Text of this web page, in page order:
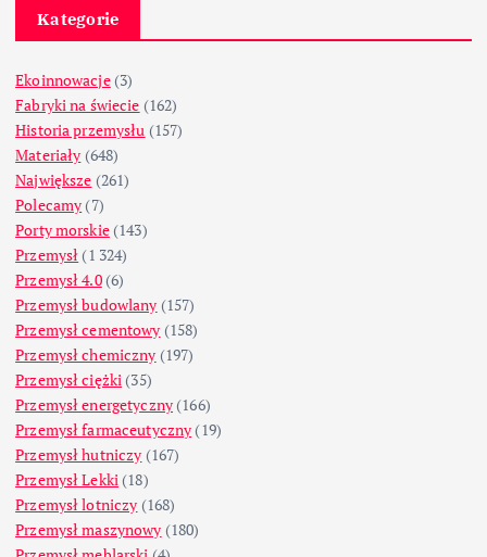
Kategorie
Ekoinnowacje(3)
Fabryki na świecie (162)
Historia przemysłu (157)
Materiały (648)
Największe (261)
Polecamy (7)
Porty morskie(143)
Przemysł (1 324)
Przemysł 4.0(6)
Przemysł budowlany (157)
Przemysł cementowy (158)
Przemysł chemiczny (197)
Przemysł ciężki (35)
Przemysł energetyczny (166)
Przemysł farmaceutyczny (19)
Przemysł hutniczy (167)
Przemysł Lekki (18)
Przemysł lotniczy (168)
Przemysł maszynowy (180)